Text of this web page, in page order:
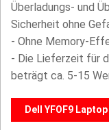
Überladungs- und
Sicherheit ohne
- Ohne Memory-
- Die Lieferzeit für
beträgt ca. 5-15
Dell YFOF9